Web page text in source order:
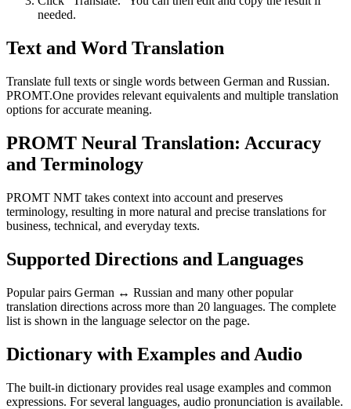
needed.
Text and Word Translation
Translate full texts or single words between German and Russian.
PROMT.One provides relevant equivalents and multiple translation
options for accurate meaning.
PROMT Neural Translation: Accuracy
and Terminology
PROMT NMT takes context into account and preserves
terminology, resulting in more natural and precise translations for
business, technical, and everyday texts.
Supported Directions and Languages
Popular pairs German ↔ Russian and many other popular
translation directions across more than 20 languages. The complete
list is shown in the language selector on the page.
Dictionary with Examples and Audio
The built-in dictionary provides real usage examples and common
expressions. For several languages, audio pronunciation is available.